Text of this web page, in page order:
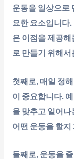
운동을 일상으로
요한 요소입니다
은 이점을 제공
로 만들기 위해
첫째로, 매일 정
이 중요합니다.
을 맞추고 일어
어떤 운동을 할
둘째로, 운동을